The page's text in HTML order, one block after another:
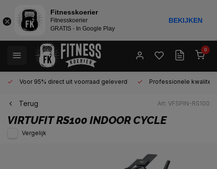
0
Voor 95% direct uit voorraad geleverd Professionele kwaliteit
Terug Art: VFSPIN-RS100
VIRTUFITRS100 INDOOR CYCLE
Vergelijk
Fitnesskoerier
Fitnesskoerier
GRATIS - In Google Play
BEKIJKEN